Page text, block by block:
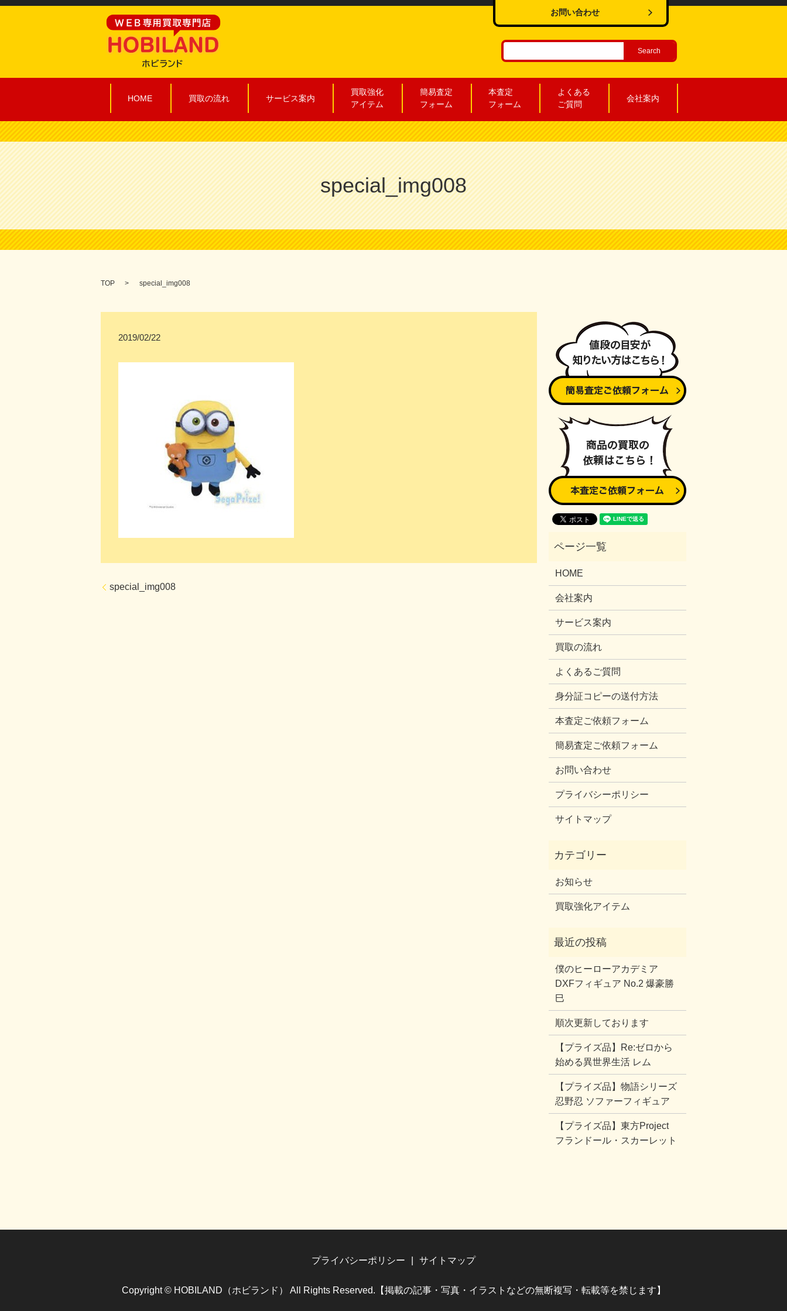
お問い合わせ
HOME 買取の流れ サービス案内
買取強化
アイテム
簡易査定
フォーム
本査定
フォーム
よくある
ご質問
会社案内
special_img008
TOP special_img008
2019/02/22
special_img008
HOME
会社案内
サービス案内
買取の流れ
よくあるご質問
身分証コピーの送付方法
本査定ご依頼フォーム
簡易査定ご依頼フォーム
お問い合わせ
プライバシーポリシー
サイトマップ
お知らせ
買取強化アイテム
僕のヒーローアカデミア
DXFフィギュア No.2 爆豪勝
巳
順次更新しております
【プライズ品】Re:ゼロから
始める異世界生活 レム
【プライズ品】物語シリーズ
忍野忍 ソファーフィギュア
【プライズ品】東方Project
フランドール・スカーレット
プライバシーポリシー サイトマップ
Copyright © HOBILAND（ホビランド） All Rights Reserved.【掲載の記事・写真・イラストなどの無断複写・転載等を禁じます】